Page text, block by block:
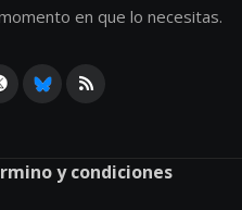
en que lo necesitas.
y condiciones